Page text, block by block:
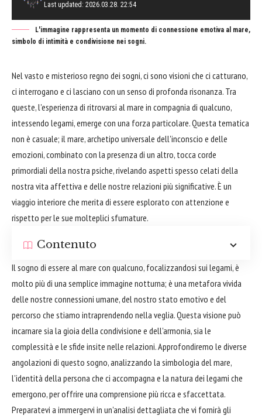
Last updated: 2026.03.28. 22:54
L'immagine rappresenta un momento di connessione emotiva al mare,
simbolo di intimità e condivisione nei sogni.
Nel vasto e misterioso regno dei sogni, ci sono visioni che ci catturano,
ci interrogano e ci lasciano con un senso di profonda risonanza. Tra
queste, l'esperienza di ritrovarsi al mare in compagnia di qualcuno,
intessendo legami, emerge con una forza particolare. Questa tematica
non è casuale; il mare, archetipo universale dell'inconscio e delle
emozioni, combinato con la presenza di un altro, tocca corde
primordiali della nostra psiche, rivelando aspetti spesso celati della
nostra vita affettiva e delle nostre relazioni più significative. È un
viaggio interiore che merita di essere esplorato con attenzione e
rispetto per le sue molteplici sfumature.
Contenuto
Il sogno di essere al mare con qualcuno, focalizzandosi sui legami, è
molto più di una semplice immagine notturna; è una metafora vivida
delle nostre connessioni umane, del nostro stato emotivo e del
percorso che stiamo intraprendendo nella veglia. Questa visione può
incarnare sia la gioia della condivisione e dell'armonia, sia le
complessità e le sfide insite nelle relazioni. Approfondiremo le diverse
angolazioni di questo sogno, analizzando la simbologia del mare,
l'identità della persona che ci accompagna e la natura dei legami che
emergono, per offrire una comprensione più ricca e sfaccettata.
Preparatevi a immergervi in un'analisi dettagliata che vi fornirà gli